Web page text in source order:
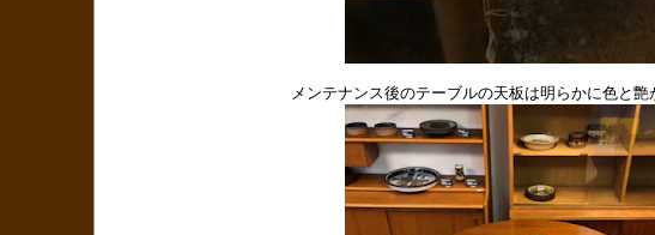
メンテナンス後のテーブルの天板は明らかに色と艶